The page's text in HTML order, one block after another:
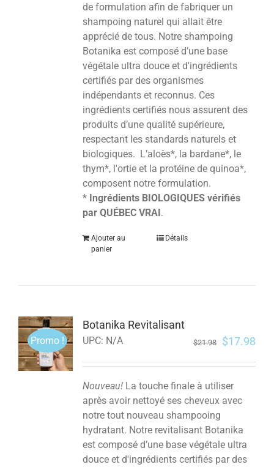
de formulation afin de fabriquer un
shampoing naturel qui allait être
apprécié de tous. Notre shampoing
Botanika est composé d’une base
végétale ultra douce et d'ingrédients
certifiés par des organismes
indépendants et reconnus. Ces
ingrédients certifiés nous assurent des
produits d’une qualité supérieure,
respectant les standards naturels et
biologiques. L’aloès*, la bardane*, le
thym*, l'ortie et la protéine de quinoa*,
composent notre formulation.
*Ingrédients BIOLOGIQUES vérifiés
par QUÉBEC VRAI.
Ajouter au
panier
Détails
Promo !
Botanika Revitalisant
UPC: N/A $21.98 $17.98
Nouveau!La touche finale à utiliser
après avoir nettoyé ses cheveux avec
notre tout nouveau shampooing
hydratant. Notre revitalisant Botanika
est composé d’une base végétale ultra
douce et d'ingrédients certifiés par des